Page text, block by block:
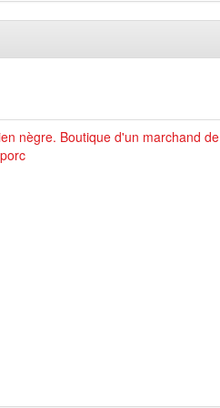
nègre. Boutique d'un marchand de